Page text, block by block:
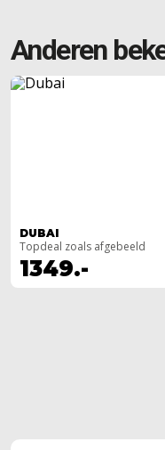
Anderen
DUBAI
Topdeal zoals afgebeeld
1349.-